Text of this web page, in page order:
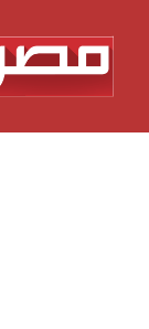
المحتوى